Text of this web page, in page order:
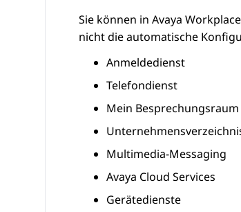
Sie können in Avaya Workplace
nicht die automatische
Anmeldedienst
Telefondienst
Mein Besprechungsraum
Multimedia-Messaging
Avaya Cloud Services
Gerätedienste